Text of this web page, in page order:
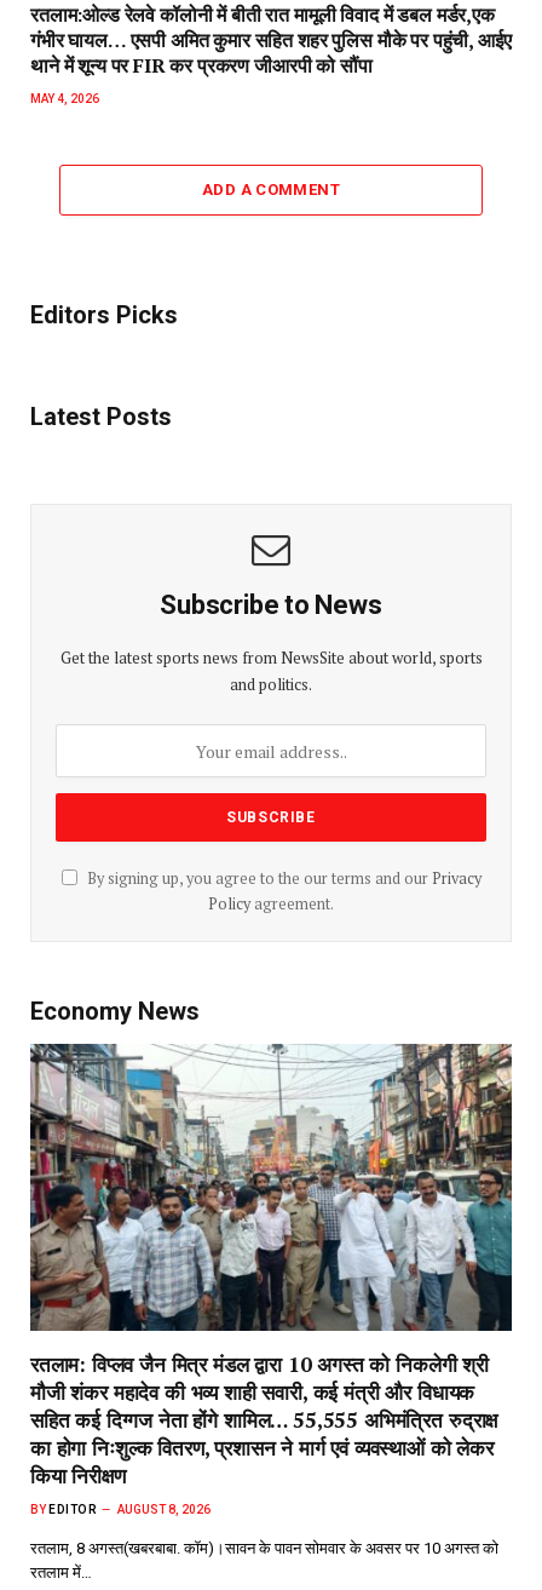
रतलाम:ओल्ड रेलवे कॉलोनी में बीती रात मामूली विवाद में डबल मर्डर,एक
गंभीर घायल… एसपी अमित कुमार सहित शहर पुलिस मौके पर पहुंची, आईए
थाने में शून्य पर FIR कर प्रकरण जीआरपी को सौंपा
MAY 4, 2026
ADD A COMMENT
Editors Picks
Latest Posts
Subscribe to News
Get the latest sports news from NewsSite about world, sports
and politics.
By signing up, you agree to the our terms and our Privacy
Policyagreement.
Economy News
रतलाम: विप्लव जैन मित्र मंडल द्वारा 10 अगस्त को निकलेगी श्री
मौजी शंकर महादेव की भव्य शाही सवारी, कई मंत्री और विधायक
सहित कई दिग्गज नेता होंगे शामिल… 55,555 अभिमंत्रित रुद्राक्ष
का होगा निःशुल्क वितरण, प्रशासन ने मार्ग एवं व्यवस्थाओं को लेकर
किया निरीक्षण
BY EDITOR AUGUST 8, 2026
रतलाम, 8 अगस्त(खबरबाबा. कॉम)।सावन के पावन सोमवार के अवसर पर 10 अगस्त को
रतलाम में…